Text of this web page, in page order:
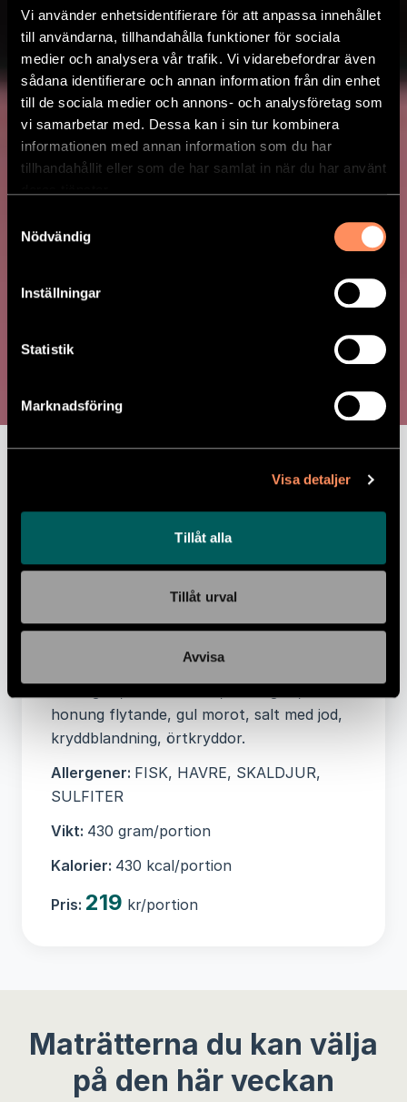
Vi använder enhetsidentifierare för att anpassa innehållet
till användarna, tillhandahålla funktioner för sociala
medier och analysera vår trafik. Vi vidarebefordrar även
sådana identifierare och annan information från din enhet
till de sociala medier och annons- och analysföretag som
vi samarbetar med. Dessa kan i sin tur kombinera
informationen med annan information som du har
tillhandahållit eller som de har samlat in när du har använt
Nödvändig
Inställningar
Statistik
Marknadsföring
Visa detaljer
Tillåt alla
Tillåt urval
Avvisa
RÖDING & KRÄFTA
Röding med gul morot, räkor & kräftsås.
Serveras med kokt potatis.
Energi 100 kcal, Fett 4 g, -varav Mättat
fett 0,5 g, Kolhydrater 8 g, -varav
Sockerarter 3 g, Protein 7,9 g, Salt 0,4 g
Ingredienser:RÖDING(29%),
potatis(27%), morot(6%), RÄKOR(4%),
lök, purjolök, vitlök, KRÄFTOR, tomatpuré,
citron, vitvinsVINÄGER, majsmjöl,
honung flytande, gul morot, salt med jod,
kryddblandning, örtkryddor.
Allergener: FISK, HAVRE, SKALDJUR,
SULFITER
Vikt: 430 gram/portion
Kalorier: 430 kcal/portion
Pris: 219 kr/portion
Maträtterna du kan välja
på den här veckan